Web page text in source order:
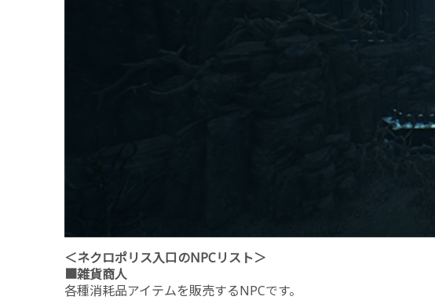
＜ネクロポリス入口のNPCリスト＞
■雑貨商人
各種消耗品アイテムを販売するNPCです。